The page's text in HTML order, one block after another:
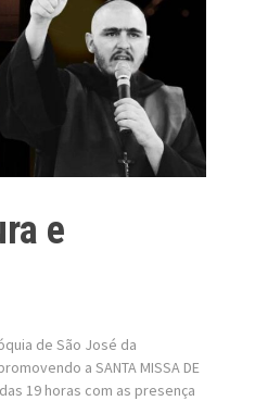
e
de São José da
a SANTA MISSA DE
das 19 horas com as presença